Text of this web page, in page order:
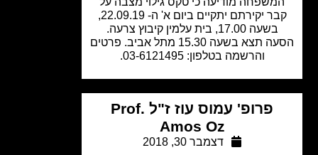
קבר יקירתם יתקיים ביום א' ה- 22.09.19,
הסעה תצא בשעה 15.30 מתל אביב. פרטים
והרשמה בטלפון: 03-6121495.
פרופ' עמוס עוז ז"ל Prof.
Amos Oz
דצמבר 30, 2018